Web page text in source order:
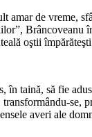
amar de vreme,
Brâncoveanu
oştii
în taină, să fie
averi ale